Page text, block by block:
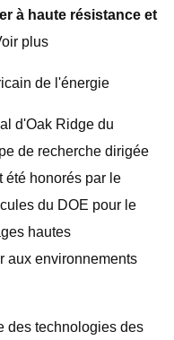
à haute résistance et
plus
de l'énergie
d'Oak Ridge du
de recherche dirigée
été honorés par le
du DOE pour le
hautes
aux environnements
des technologies des